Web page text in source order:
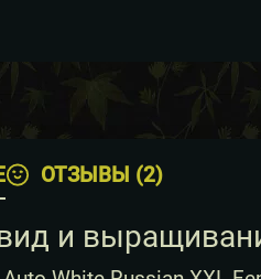
ОТЗЫВЫ (2)
и